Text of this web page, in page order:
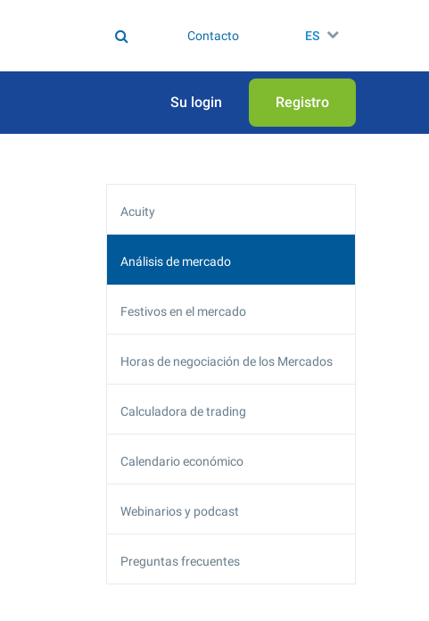
Contacto ES
Su login Registro
Acuity
Análisis de mercado
Festivos en el mercado
Horas de negociación de los Mercados
Calculadora de trading
Calendario económico
Webinarios y podcast
Preguntas frecuentes